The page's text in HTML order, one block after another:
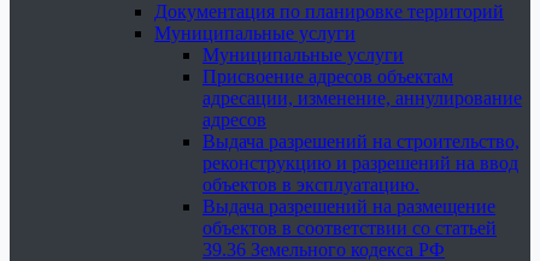
Документация по планировке территорий
Муниципальные услуги
Муниципальные услуги
Присвоение адресов объектам
адресации, изменение, аннулирование
адресов
Выдача разрешений на строительство,
реконструкцию и разрешений на ввод
объектов в эксплуатацию.
Выдача разрешений на размещение
объектов в соответствии со статьей
39.36 Земельного кодекса РФ